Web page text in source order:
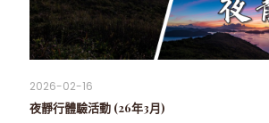
2026-02-16
夜靜行體驗活動 (26年3月)